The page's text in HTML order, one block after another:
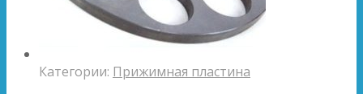
Категории: Прижимная пластина